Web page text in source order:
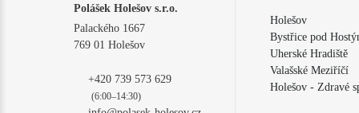
Polášek Holešov s.r.o.
Palackého 1667
769 01 Holešov
+420 739 573 629
(6:00–14:30)
Holešov
Bystřice pod
Uherské Hradiště
Valašské Meziříčí
Holešov - Zdravé